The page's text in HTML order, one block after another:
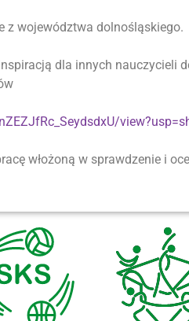
z województwa dolnośląskiego.
dla innych nauczycieli
włożoną w sprawdzenie i